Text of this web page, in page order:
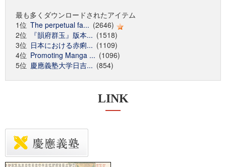
最も多くダウンロードされたアイテム
1位 The perpetual fa... (2646)
2位
『韻府群玉』版本... (1518)
3位 日本における赤痢... (1109)
4位 Promoting Manga ... (1096)
5位 慶應義塾大学日吉... (854)
LINK